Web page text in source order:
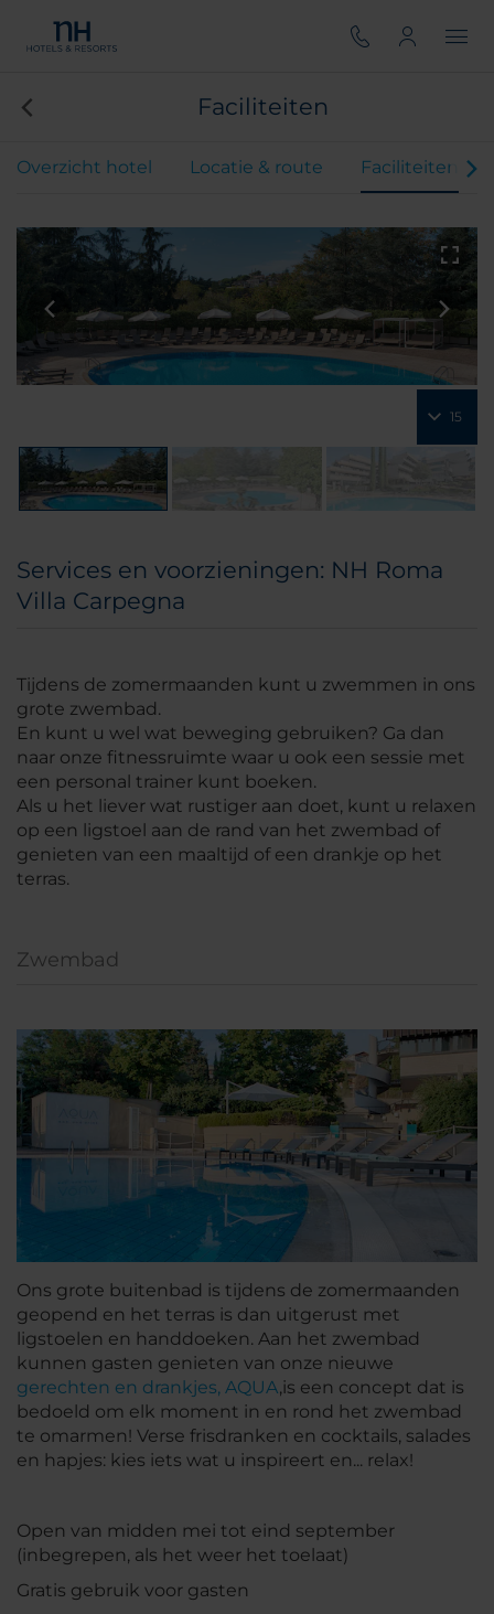
Faciliteiten
Overzicht hotel Locatie & route Faciliteiten
15
Services en voorzieningen: NH Roma
Villa Carpegna
Tijdens de zomermaanden kunt u zwemmen in ons
grote zwembad.
En kunt u wel wat beweging gebruiken? Ga dan
naar onze fitnessruimte waar u ook een sessie met
een personal trainer kunt boeken.
Als u het liever wat rustiger aan doet, kunt u relaxen
op een ligstoel aan de rand van het zwembad of
genieten van een maaltijd of een drankje op het
terras.
Zwembad
Ons grote buitenbad is tijdens de zomermaanden
geopend en het terras is dan uitgerust met
ligstoelen en handdoeken. Aan het zwembad
kunnen gasten genieten van onze nieuwe
gerechten en drankjes, AQUA,is een concept dat is
bedoeld om elk moment in en rond het zwembad
te omarmen! Verse frisdranken en cocktails, salades
en hapjes: kies iets wat u inspireert en... relax!
Open van midden mei tot eind september
(inbegrepen, als het weer het toelaat)
Gratis gebruik voor gasten